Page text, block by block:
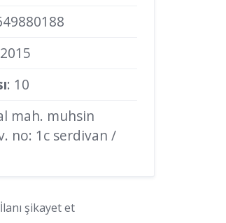
: 10
mah. muhsin
no: 1c serdivan /
İlanı şikayet et